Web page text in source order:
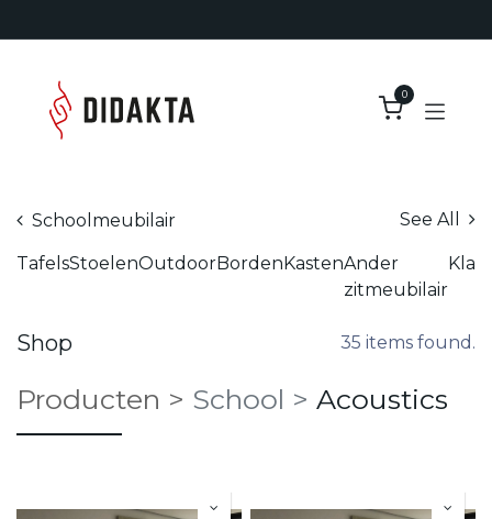
0
Schoolmeubilair See All
TafelsStoelenOutdoorBordenKastenAnder
zitmeubilair
Shop 35 items found.
Producten > School > Acoustics